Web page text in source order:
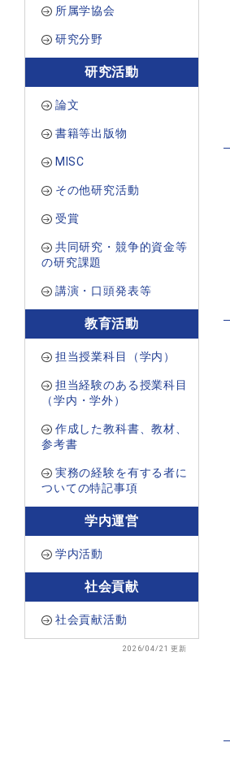
所属学協会
研究分野
研究活動
論文
書籍等出版物
MISC
その他研究活動
受賞
共同研究・競争的資金等
の研究課題
講演・口頭発表等
教育活動
担当授業科目（学内）
担当経験のある授業科目
（学内・学外）
作成した教科書、教材、
参考書
実務の経験を有する者に
ついての特記事項
学内運営
学内活動
社会貢献
社会貢献活動
2026/04/21 更新